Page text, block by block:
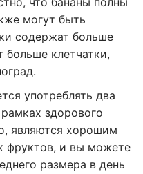
могут быть
содержат больше
больше клетчатки,
употреблять два
здорового
являются хорошим
фруктов, и вы можете
размера в день